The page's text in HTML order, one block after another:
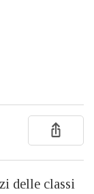
delle classi